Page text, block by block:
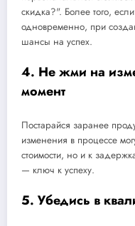
скидка?". Более того,
одновременно, при
шансы на успех.
4. Не жми на
момент
Постарайся заранее
изменения в процессе
стоимости, но и к
— ключ к успеху.
5. Убедись в